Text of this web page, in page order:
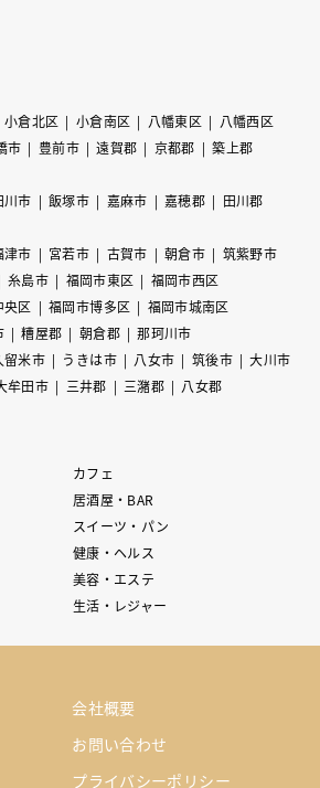
小倉北区 小倉南区 八幡東区
八幡西区
市 豊前市 遠賀郡 京都郡
築上郡
川市 飯塚市 嘉麻市 嘉穂郡
田川郡
津市 宮若市 古賀市 朝倉市
筑紫野市
糸島市 福岡市東区
福岡市西区
央区 福岡市博多区
福岡市城南区
糟屋郡 朝倉郡
那珂川市
留米市 うきは市 八女市 筑後市
大川市
牟田市 三井郡 三潴郡 八女郡
カフェ
居酒屋・BAR
スイーツ・パン
健康・ヘルス
美容・エステ
生活・レジャー
会社概要
お問い合わせ
プライバシーポリシー